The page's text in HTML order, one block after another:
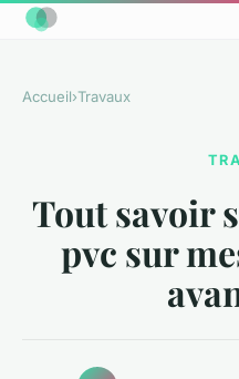
Accueil›Travaux
Tout savoir
pvc sur